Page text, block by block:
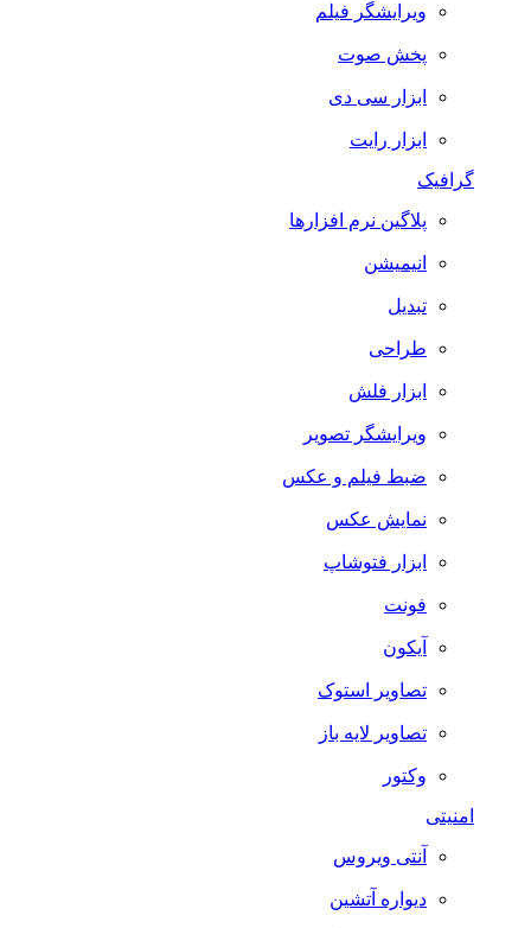
ویرایشگر فیلم
پخش صوت
ابزار سی دی
ابزار رایت
گرافیک
پلاگین نرم افزارها
انیمیشن
تبدیل
طراحی
ابزار فلش
ویرایشگر تصویر
ضبط فيلم و عكس
نمایش عکس
ابزار فتوشاپ
فونت
آیکون
تصاویر استوک
تصاویر لایه باز
وکتور
امنیتی
آنتی ویروس
دیواره آتشین